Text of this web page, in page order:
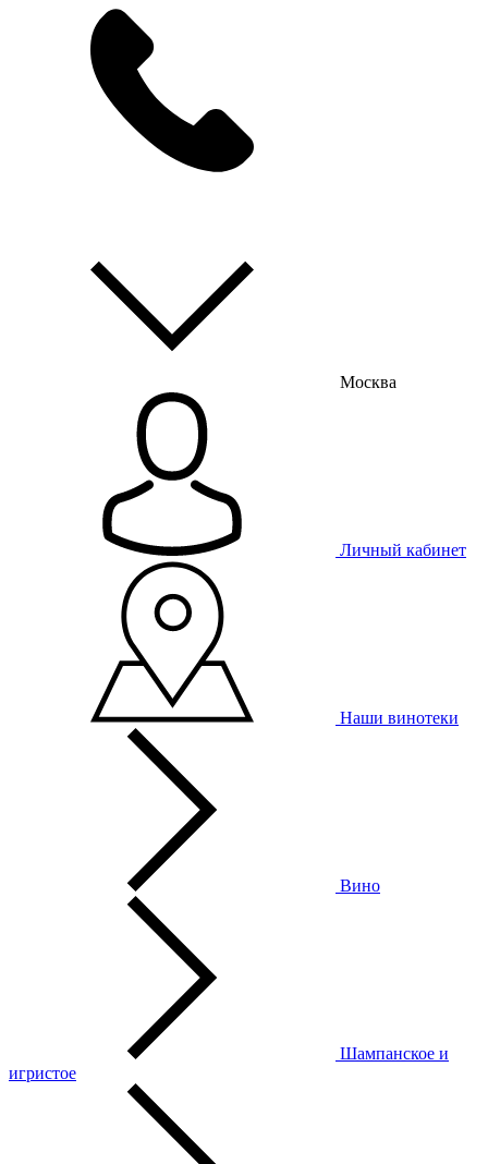
Москва
Личный кабинет
Наши винотеки
Вино
Шампанское и
игристое